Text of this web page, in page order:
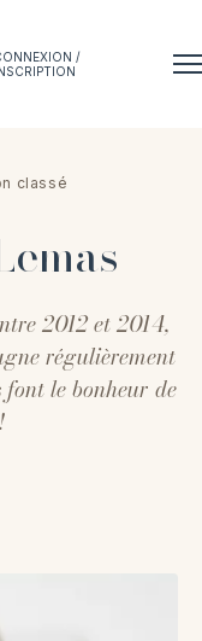
/
classé
2012 et 2014,
régulièrement
font le bonheur de